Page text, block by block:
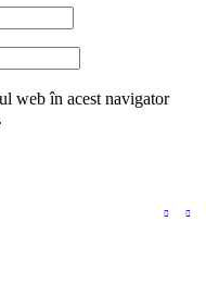
web în acest navigator